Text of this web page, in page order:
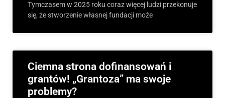
Tymczasem w 2025 roku coraz więcej ludzi przekonuje
się, że stworzenie własnej fundacji może
Ciemna strona dofinansowań i
grantów! „Grantoza” ma swoje
problemy?